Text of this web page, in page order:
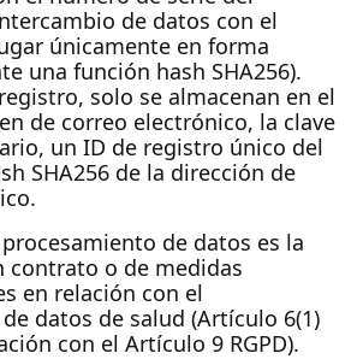
de datos con el
únicamente en forma
una función hash SHA256).
solo se almacenan en el
de correo electrónico, la clave
un ID de registro único del
SHA256 de la dirección de
de datos es la
contrato o de medidas
en relación con el
datos de salud (Artículo 6(1)
con el Artículo 9 RGPD).